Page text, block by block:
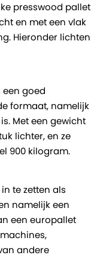
presswood pallet
en met een vlak
Hieronder lichten
een goed
formaat, namelijk
Met een gewicht
lichter, en ze
900 kilogram.
te zetten als
namelijk een
een europallet
andere